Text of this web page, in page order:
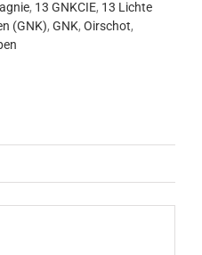
, 13 GNKCIE, 13 Lichte
(GNK), GNK, Oirschot,